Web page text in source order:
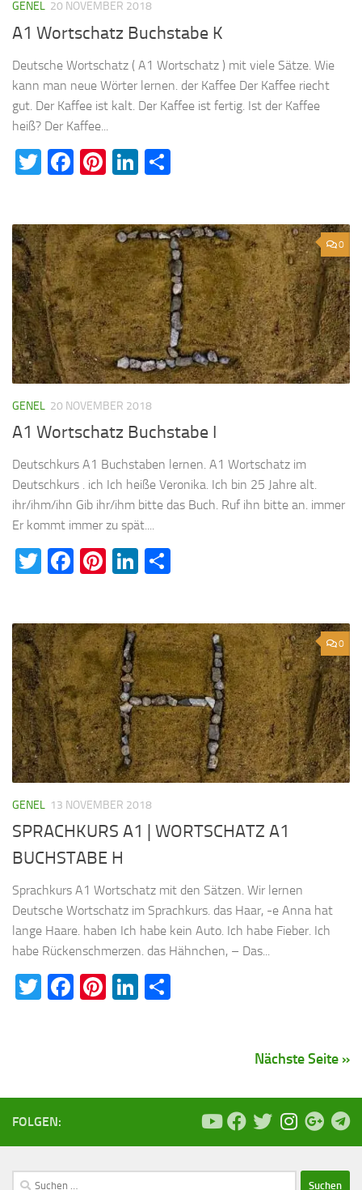
GENEL 20 NOVEMBER 2018
A1 Wortschatz Buchstabe K
Deutsche Wortschatz ( A1 Wortschatz ) mit viele Sätze. Wie
kann man neue Wörter lernen. der Kaffee Der Kaffee riecht
gut. Der Kaffee ist kalt. Der Kaffee ist fertig. Ist der Kaffee
heiß? Der Kaffee...
Twitter
Facebook
Pinterest
LinkedIn
0
GENEL 20 NOVEMBER 2018
A1 Wortschatz Buchstabe I
Deutschkurs A1 Buchstaben lernen. A1 Wortschatz im
Deutschkurs . ich Ich heiße Veronika. Ich bin 25 Jahre alt.
ihr/ihm/ihn Gib ihr/ihm bitte das Buch. Ruf ihn bitte an. immer
Er kommt immer zu spät....
Twitter
Facebook
Pinterest
LinkedIn
0
GENEL 13 NOVEMBER 2018
SPRACHKURS A1 | WORTSCHATZ A1
BUCHSTABE H
Sprachkurs A1 Wortschatz mit den Sätzen. Wir lernen
Deutsche Wortschatz im Sprachkurs. das Haar, -e Anna hat
lange Haare. haben Ich habe kein Auto. Ich habe Fieber. Ich
habe Rückenschmerzen. das Hähnchen, – Das...
Twitter
Facebook
Pinterest
LinkedIn
Nächste Seite »
FOLGEN:
Suchen